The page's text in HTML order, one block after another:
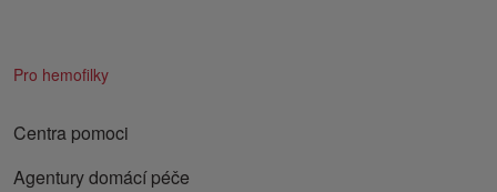
Pro hemofilky
Centra pomoci
Agentury domácí péče